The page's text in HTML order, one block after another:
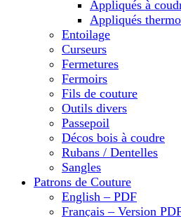
Appliqués à
Appliqués
Entoilage
Curseurs
Fermetures
Fermoirs
Fils de couture
Outils divers
Passepoil
Décos bois à coudre
Rubans / Dentelles
Sangles
Patrons de Couture
English – PDF
Français – Version